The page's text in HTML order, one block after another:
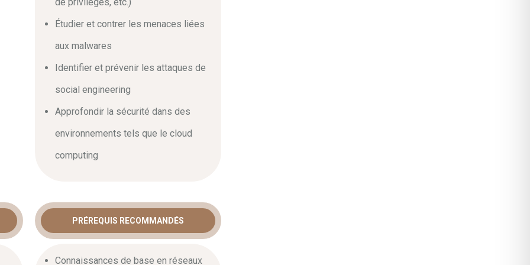
de la formation hacking
et réseaux, auditeurs IT, analystes en
Pour aborder cetteformation hacking éthique
bases sur les protocoles TCP/IP, le modèle
reconnu. Elle atteste de votre expertise et
sur le marché de l’emploi. Obtenir ce titre ouvre
en cybersécurité, consultant en sécurité
Étudier et contrer les menaces liées
aux malwares
Identifier et prévenir les attaques de
social engineering
Approfondir la sécurité dans des
environnements tels que le cloud
computing
PRÉREQUIS RECOMMANDÉS
Connaissances de base en réseaux